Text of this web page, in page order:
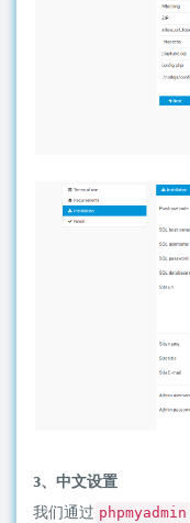
3、中文设置
我们通过 phpmyadmin